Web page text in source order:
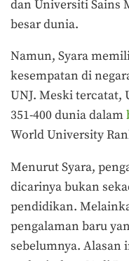
dan Universiti Sains
besar dunia.
Namun, Syara
kesempatan di
UNJ. Meski tercatat,
351-400 dunia dalam
World University
Menurut Syara,
dicarinya bukan
pendidikan.
pengalaman baru
sebelumnya.